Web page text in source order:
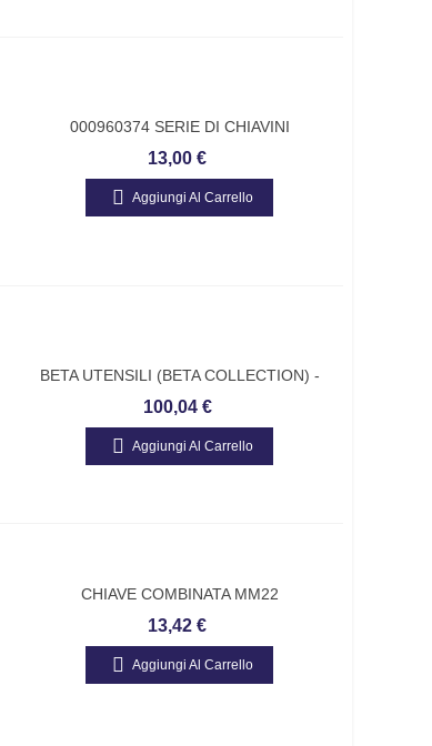
000960374 SERIE DI CHIAVINI
ESAGONALI BETA
13,00 €
Aggiungi Al Carrello
BETA UTENSILI (BETA COLLECTION) -
POLTRONA DA UFFICIO Codice:
100,04 €
Aggiungi Al Carrello
CHIAVE COMBINATA MM22
13,42 €
Aggiungi Al Carrello